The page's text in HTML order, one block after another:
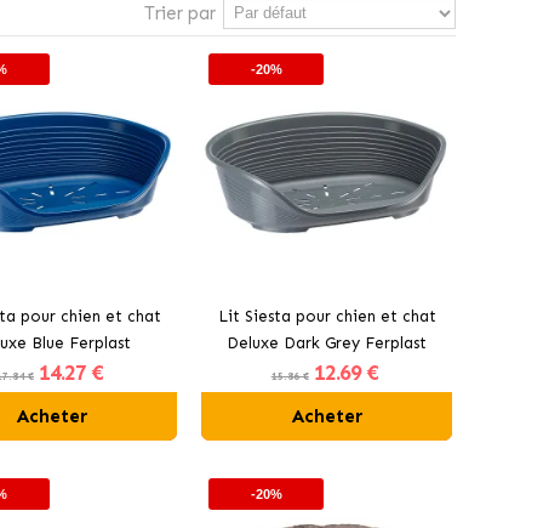
Trier par
pour chien et chat
Blue Ferplast
€ 14.27 €
Acheter
-20%
Lit Siesta pour chien et chat
Deluxe Dark Grey Ferplast
15.86 € 12.69 €
Acheter
-20%